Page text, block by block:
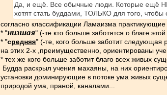
Да, и ещё. Все обычные люди. Которые ещё
хотят стать буддами, ТОЛЬКО для того, чтобы
согласно классификации Ламаизма
* "низшая" (-те кто больше заботятся о благе этой
* "средняя" (-те, кого больше заботит следующая
на этих 2-х ,преимущественно, ориентированы
* тех же кого больше заботит благо всех живых
Будда раскрыл учения махаяны, на них
установки доминирующие в потоке ума живых
природой ума, праной, каналами...